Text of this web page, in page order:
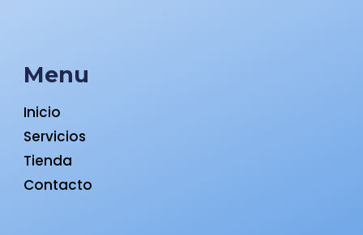
Menu
Inicio
Servicios
Tienda
Contacto